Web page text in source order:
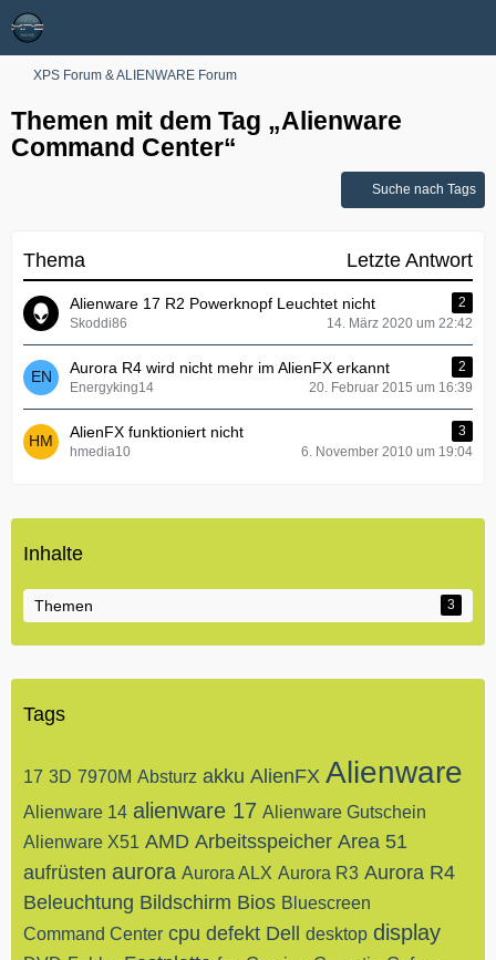
XPS Forum & ALIENWARE Forum
Themen mit dem Tag „Alienware
Command Center“
Suche nach Tags
Thema Letzte Antwort
Alienware 17 R2 Powerknopf Leuchtet nicht
2
Skoddi86
14. März 2020 um 22:42
Aurora R4 wird nicht mehr im AlienFX erkannt
2
Energyking14
20. Februar 2015 um 16:39
AlienFX funktioniert nicht
3
hmedia10
6. November 2010 um 19:04
Inhalte
Themen 3
Tags
17 3D 7970M Absturz akku AlienFX Alienware
Alienware 14 alienware 17 Alienware Gutschein
Alienware X51 AMD Arbeitsspeicher Area 51
aufrüsten aurora Aurora ALX Aurora R3 Aurora R4
Beleuchtung Bildschirm Bios Bluescreen
Command Center cpu defekt Dell desktop display